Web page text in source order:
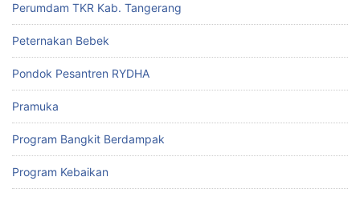
Perumdam TKR Kab. Tangerang
Peternakan Bebek
Pondok Pesantren RYDHA
Pramuka
Program Bangkit Berdampak
Program Kebaikan